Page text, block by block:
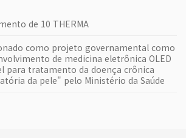
de 10 THERMA
como projeto governamental como
de medicina eletrônica OLED
para tratamento da doença crônica
da pele" pelo Ministério da Saúde